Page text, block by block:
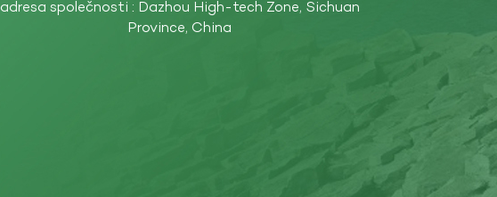
adresa společnosti : Dazhou High-tech Zone, Sichuan
Province, China